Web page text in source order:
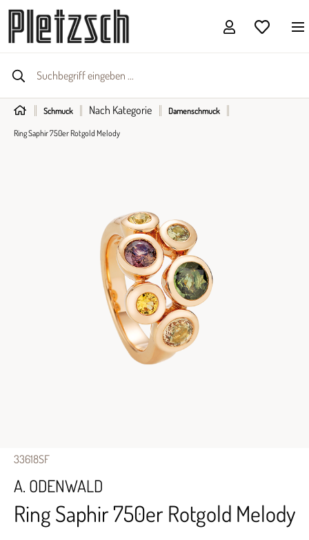
Schmuck Nach Kategorie Damenschmuck
Ring Saphir 750er Rotgold Melody
33618SF
A. ODENWALD
Ring Saphir 750er Rotgold Melody